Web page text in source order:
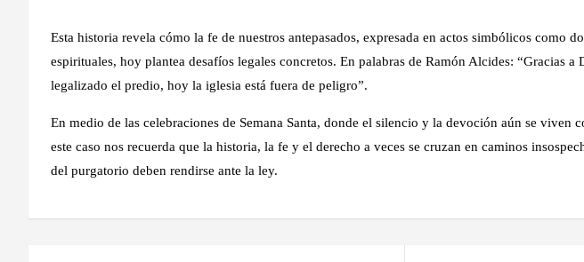
Esta historia revela cómo la fe de nuestros antepasados, expresada en actos simbólicos como
espirituales, hoy plantea desafíos legales concretos. En palabras de Ramón Alcides: “Gracias
legalizado el predio, hoy la iglesia está fuera de peligro”.
En medio de las celebraciones de Semana Santa, donde el silencio y la devoción aún se viven
este caso nos recuerda que la historia, la fe y el derecho a veces se cruzan en caminos
del purgatorio deben rendirse ante la ley.